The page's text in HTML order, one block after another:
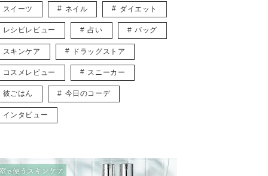
スイーツ ネイル ダイエット
レシピレビュー 占い バッグ
スキンケア ドラッグストア
コスメレビュー スニーカー
彼ごはん 今日のコーデ
インタビュー